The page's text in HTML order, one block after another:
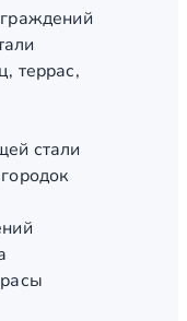
террас,
стали